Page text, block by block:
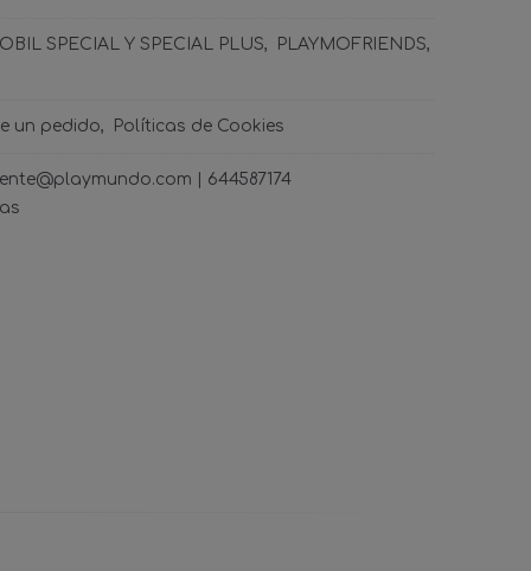
SPECIAL Y SPECIAL PLUS
PLAYMOFRIENDS
un pedido Políticas de Cookies
| 644587174